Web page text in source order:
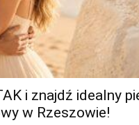
i znajdź idealny
w Rzeszowie!